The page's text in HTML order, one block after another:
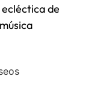
de
música